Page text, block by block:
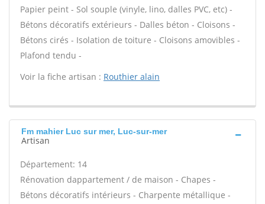
Papier peint - Sol souple (vinyle, lino, dalles PVC, etc) -
Bétons décoratifs extérieurs - Dalles béton - Cloisons -
Bétons cirés - Isolation de toiture - Cloisons amovibles -
Plafond tendu -
Voir la fiche artisan : Routhier alain
Fm mahier Luc sur mer, Luc-sur-mer
Artisan
Département: 14
Rénovation dappartement / de maison - Chapes -
Bétons décoratifs intérieurs - Charpente métallique -